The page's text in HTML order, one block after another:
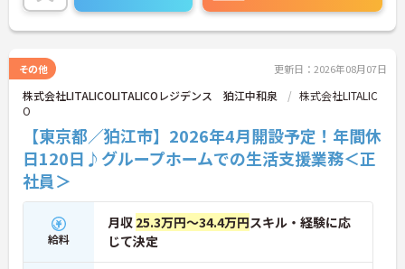
その他 更新日：2026年08月07日
株式会社LITALICOLITALICOレジデンス 狛江中和泉
株式会社LITALIC
O
【東京都／狛江市】2026年4月開設予定！年間休
日120日♪グループホームでの生活支援業務＜正
社員＞
給料
月収 25.3万円～34.4万円スキル・経験に応
じて決定